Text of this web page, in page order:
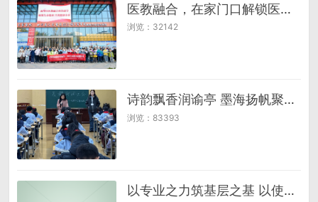
医教融合，在家门口解锁医学奥秘，共筑健康未来
浏览：32142
诗韵飘香润谕亭 墨海扬帆聚新都 ——成都诗词大会平板海选走进百年谕亭小学
浏览：83393
以专业之力筑基层之基 以使命担当践育人之责——记湖南科技大学辅导员吴汉同志优秀事迹